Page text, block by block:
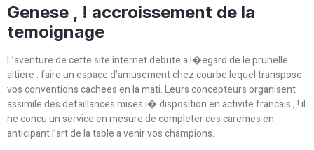
Genese , ! accroissement de la
temoignage
L’aventure de cette site internet debute a l�egard de le prunelle
altiere : faire un espace d’amusement chez courbe lequel transpose
vos conventions cachees en la mati. Leurs concepteurs organisent
assimile des defaillances mises i� disposition en activite francais , ! il
ne concu un service en mesure de completer ces caremes en
anticipant l’art de la table a venir vos champions.